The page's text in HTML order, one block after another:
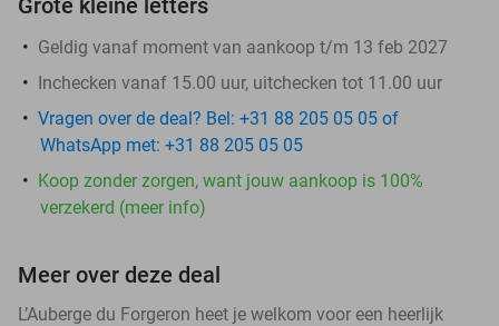
Geldig vanaf moment van aankoop t/m 13 feb 2027
Inchecken vanaf 15.00 uur, uitchecken tot 11.00 uur
Vragen over de deal? Bel: +31 88 205 05 05 of
WhatsApp met: +31 88 205 05 05
Koop zonder zorgen, want jouw aankoop is 100%
verzekerd (meer info)
Meer over deze deal
L’Auberge du Forgeron heet je welkom voor een heerlijk